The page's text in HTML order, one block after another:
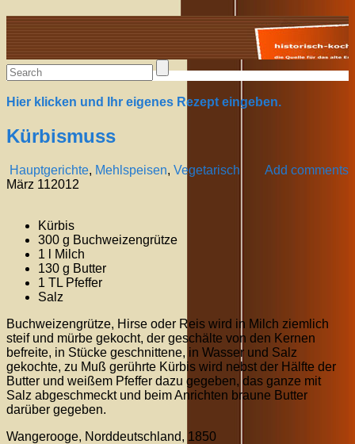
Alte Rezepte online
Hier klicken und Ihr eigenes Rezept eingeben.
Kürbismuss
Hauptgerichte, Mehlspeisen, Vegetarisch
Add comments
März 112012
Kürbis
300 g Buchweizengrütze
1 l Milch
130 g Butter
1 TL Pfeffer
Salz
Buchweizengrütze, Hirse oder Reis wird in Milch ziemlich
steif und mürbe gekocht, der geschälte von den Kernen
befreite, in Stücke geschnittene, in Wasser und Salz
gekochte, zu Muß gerührte Kürbis wird nebst der Hälfte der
Butter und weißem Pfeffer dazu gegeben, das ganze mit
Salz abgeschmeckt und beim Anrichten braune Butter
darüber gegeben.
Wangerooge, Norddeutschland, 1850